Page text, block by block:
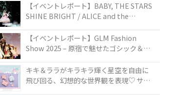
【イベントレポート】BABY, THE STARS
SHINE BRIGHT / ALICE and the
TOKYO
【イベントレポート】GLM Fashion
Show 2025 – 原宿で魅せたゴシック＆ロ
キキ＆ララがキラキラ輝く星空を自由に
飛び回る、幻想的な世界観を表現♡ サマ